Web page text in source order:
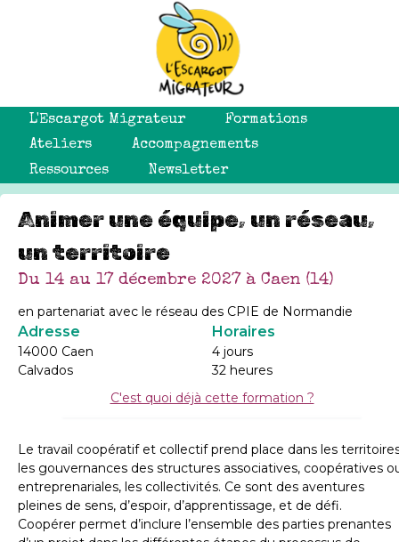
L'Escargot Migrateur
Formations
Ateliers
Accompagnements
Ressources
Newsletter
Animer une équipe, un réseau,
un territoire
Du 14 au 17 décembre 2027 à Caen (14)
en partenariat avec le réseau des CPIE de Normandie
Adresse
14000 Caen
Calvados
Horaires
4 jours
32 heures
C'est quoi déjà cette formation ?
Le travail coopératif et collectif prend place dans les
les gouvernances des structures associatives, coopératives
entreprenariales, les collectivités. Ce sont des aventures
pleines de sens, d’espoir, d’apprentissage, et de défi.
Coopérer permet d’inclure l’ensemble des parties prenantes